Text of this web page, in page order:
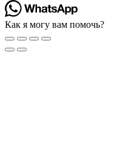
Как я могу вам помочь?